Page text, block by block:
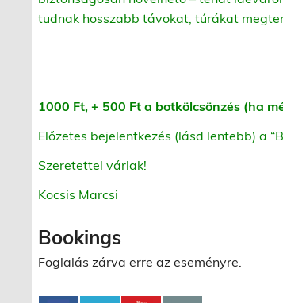
tudnak hosszabb távokat, túrákat
1000 Ft, + 500 Ft a botkölcsönzés (ha
Előzetes bejelentkezés (lásd lentebb) a
Szeretettel várlak!
Kocsis Marcsi
Bookings
Foglalás zárva erre az eseményre.